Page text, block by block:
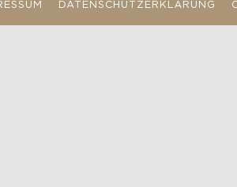
DATENSCHUTZERKLÄRUNG